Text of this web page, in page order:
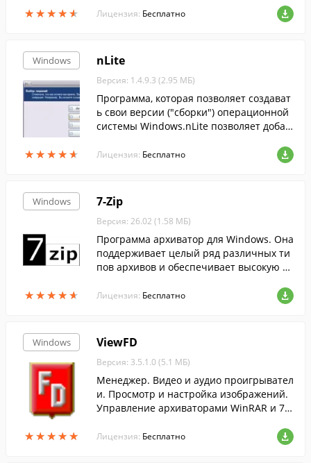
★★★★★
★★★★★
также понимает видеоформаты.
Лицензия: Бесплатно
Windows
★★★★★
★★★★★
nLite
Версия: 1.4.9.3 (2.95 МБ)
Программа, которая позволяет создават
ь свои версии ("сборки") операционной
системы Windows.nLite позволяет добав
тв, обновления системы, темы оформле
Лицензия: Бесплатно
Windows
★★★★★
★★★★★
7-Zip
Версия: 26.02 (1.58 МБ)
Программа архиватор для Windows. Она
поддерживает целый ряд различных ти
пов архивов и обеспечивает высокую ст
Лицензия: Бесплатно
Windows
★★★★★
★★★★★
ViewFD
Версия: 3.5.1.0 (5.1 МБ)
Менеджер. Видео и аудио проигрывател
и. Просмотр и настройка изображений.
Управление архиваторами WinRAR и 7-Z
Лицензия: Бесплатно